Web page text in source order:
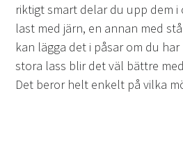
riktigt smart delar du upp dem i
last med järn, en annan med
kan lägga det i påsar om du
stora lass blir det väl bättre
Det beror helt enkelt på vilka